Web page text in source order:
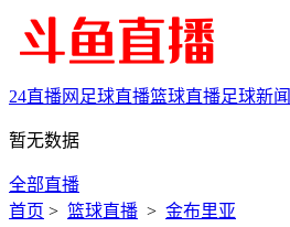
24直播网 足球直播篮球直播足球新闻
暂无数据
全部直播
首页 > 篮球直播 > 金布里亚